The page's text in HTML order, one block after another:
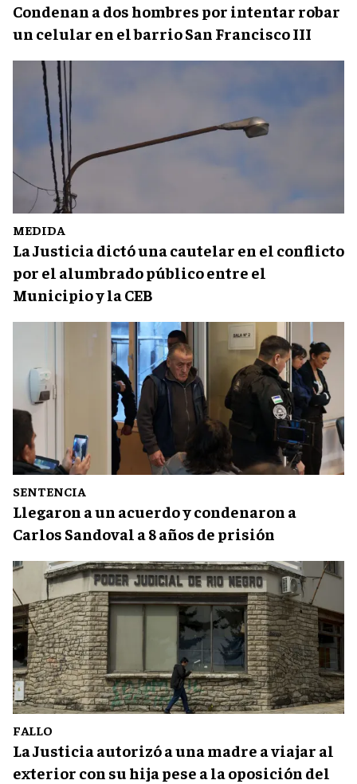
Condenan a dos hombres por intentar robar
un celular en el barrio San Francisco III
MEDIDA
La Justicia dictó una cautelar en el conflicto
por el alumbrado público entre el
Municipio y la CEB
SENTENCIA
Llegaron a un acuerdo y condenaron a
Carlos Sandoval a 8 años de prisión
FALLO
La Justicia autorizó a una madre a viajar al
exterior con su hija pese a la oposición del